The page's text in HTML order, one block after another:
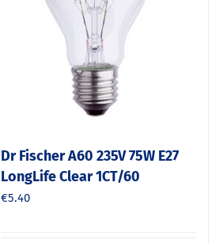
Dr Fischer A60 235V 75W E27
LongLife Clear 1CT/60
€5.40